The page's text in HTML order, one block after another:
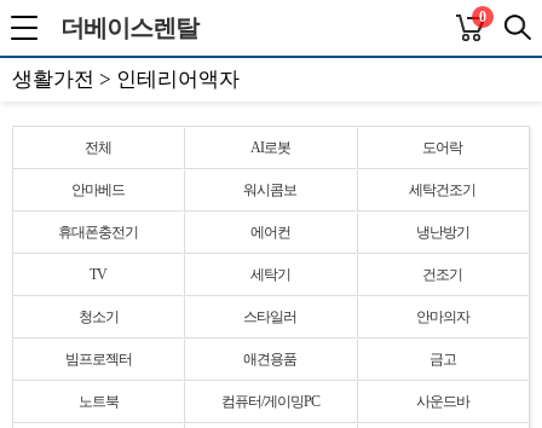
더베이스렌탈 0
생활가전 > 인테리어액자
전체 AI로봇 도어락
안마베드 워시콤보 세탁건조기
휴대폰충전기 에어컨 냉난방기
TV 세탁기 건조기
청소기 스타일러 안마의자
빔프로젝터 애견용품 금고
노트북 컴퓨터/게이밍PC 사운드바